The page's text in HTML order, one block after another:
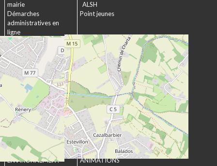
mairie
Démarches
administratives en
ligne
Formulaires
Marchés publics
ALSH
Point jeunes
SOCIAL &
SOLIDARITÉ
Actions municipales
La commission
intergénérationnelle
Maison de retraite La
chartreuse
Les établissements
médico-sociaux
Projet Se Canto
URBANISME &
ENVIRONNEMENT
CULTURE &
ANIMATIONS